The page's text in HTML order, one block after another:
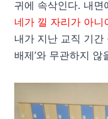
귀에 속삭인다. 내면
네가 낄 자리가 아니
내가 지난 교직 기간
배제’와 무관하지 않